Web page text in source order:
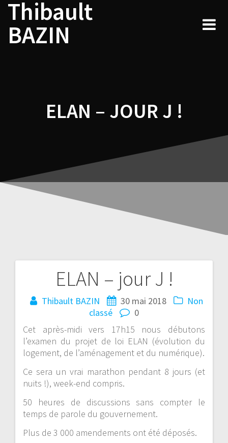
Skip
content
Thibault
BAZIN
ELAN – JOUR J !
ELAN – jour J !
Thibault BAZIN 30 mai 2018
Non
classé
0
Cet après-midi vers 17h15 nous débutons
l’examen du projet de loi ELAN (évolution du
logement, de l’aménagement et du numérique).
Ce sera un vrai marathon pendant 8 jours (et
nuits !), week-end compris.
50 heures de discussions sans compter le
temps de parole du gouvernement.
Plus de 3 000 amendements ont été déposés.
Navigation
de